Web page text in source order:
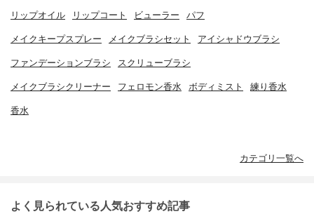
リップオイル リップコート ビューラー パフ
メイクキープスプレー メイクブラシセット アイシャドウブラシ
ファンデーションブラシ スクリューブラシ
メイクブラシクリーナー フェロモン香水 ボディミスト 練り香水
香水
カテゴリ一覧へ
よく見られている人気おすすめ記事